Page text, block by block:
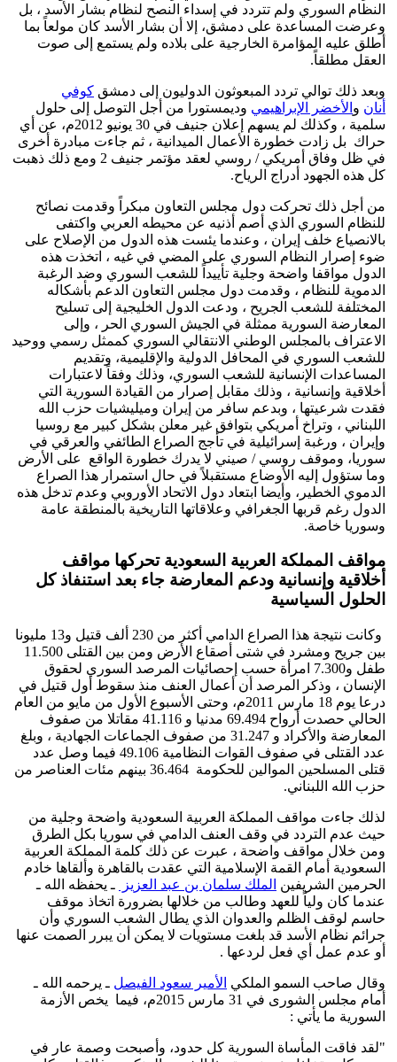
النظام السوري ولم تتردد في إسداء النصح لنظام بشار الأسد ، بل
وعرضت المساعدة على دمشق، إلا أن بشار الأسد كان مولعاً بما
أطلق عليه المؤامرة الخارجية على بلاده ولم يستمع إلى صوت
العقل مطلقاً.
وبعد ذلك توالي تردد المبعوثون الدوليون إلى دمشق كوفي
أنان و الأخضر الإبراهيمي وديمستورا من أجل التوصل إلى حلول
سلمية ، وكذلك لم يسهم إعلان جنيف في 30 يونيو 2012م، عن أي
حراك بل زادت خطورة الأعمال الميدانية ، ثم جاءت مبادرة أخرى
في ظل وفاق أمريكي / روسي لعقد مؤتمر جنيف 2 ومع ذلك ذهبت
كل هذه الجهود أدراج الرياح.
من أجل ذلك تحركت دول مجلس التعاون مبكراً وقدمت نصائح
للنظام السوري الذي أصم أذنيه عن محيطه العربي واكتفى
بالانصياع خلف إيران ، وعندما يئست هذه الدول من الإصلاح على
ضوء إصرار النظام السوري على المضي في غيه ، اتخذت هذه
الدول مواقفا واضحة وجلية تأييداً للشعب السوري وضد الرغبة
الدموية للنظام ، وقدمت دول مجلس التعاون الدعم بأشكاله
المختلفة للشعب الجريح ، ودعت الدول الخليجية إلى تسليح
المعارضة السورية ممثلة في الجيش السوري الحر ، وإلى
الاعتراف بالمجلس الوطني الانتقالي السوري كممثل رسمي ووحيد
للشعب السوري في المحافل الدولية والإقليمية، وتقديم
المساعدات الإنسانية للشعب السوري، وذلك وفقاً لاعتبارات
أخلاقية وإنسانية ، وذلك مقابل إصرار من القيادة السورية التي
فقدت شرعيتها ، وبدعم سافر من إيران وميليشيات حزب الله
اللبناني ، وتراخ أمريكي بتوافق غير معلن بشكل كبير مع روسيا
وإيران ، ورغبة إسرائيلية في تأجج الصراع الطائفي والعرقي في
سوريا، وموقف روسي / صيني لا يدرك خطورة الواقع على الأرض
وما ستؤول إليه الأوضاع مستقبلاً في حال استمرار هذا الصراع
الدموي الخطير، وأيضا ابتعاد دول الاتحاد الأوروبي وعدم تدخل هذه
الدول رغم قربها الجغرافي وعلاقاتها التاريخية بالمنطقة عامة
وسوريا خاصة.
مواقف المملكة العربية السعودية تحركها مواقف
أخلاقية وإنسانية ودعم المعارضة جاء بعد استنفاذ كل
الحلول السياسية
وكانت نتيجة هذا الصراع الدامي أكثر من 230 ألف قتيل و13 مليونا
بين جريح ومشرد في شتى أصقاع الأرض ومن بين القتلى 11.500
طفل و7.300 امرأة حسب إحصائيات المرصد السوري لحقوق
الإنسان ، وذكر المرصد أن أعمال العنف منذ سقوط أول قتيل في
درعا يوم 18 مارس 2011م، وحتى الأسبوع الأول من مايو من العام
الحالي حصدت أرواح 69.494 مدنيا و 41.116 مقاتلا من صفوف
المعارضة والأكراد و 31.247 من صفوف الجماعات الجهادية ، وبلغ
عدد القتلى في صفوف القوات النظامية 49.106 فيما وصل عدد
قتلى المسلحين الموالين للحكومة 36.464 بينهم مئات العناصر من
حزب الله اللبناني.
لذلك جاءت مواقف المملكة العربية السعودية واضحة وجلية من
حيث عدم التردد في وقف العنف الدامي في سوريا بكل الطرق
ومن خلال مواقف واضحة ، عبرت عن ذلك كلمة المملكة العربية
السعودية أمام القمة الإسلامية التي عقدت بالقاهرة وألقاها خادم
الحرمين الشريفين الملك سلمان بن عبد العزيز
ـ يحفظه الله ـ
عندما كان ولياً للعهد وطالب من خلالها بضرورة اتخاذ موقف
حاسم لوقف الظلم والعدوان الذي يطال الشعب السوري وأن
جرائم نظام الأسد قد بلغت مستويات لا يمكن أن يبرر الصمت عنها
أو عدم عمل أي فعل لردعها .
وقال صاحب السمو الملكي الأمير سعود الفيصل ـ يرحمه الله ـ
أمام مجلس الشورى في 31 مارس 2015م، فيما يخص الأزمة
السورية ما يأتي :
"لقد فاقت المأساة السورية كل حدود، وأصبحت وصمة عار في